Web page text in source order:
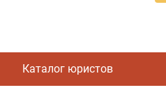
Каталог юристов